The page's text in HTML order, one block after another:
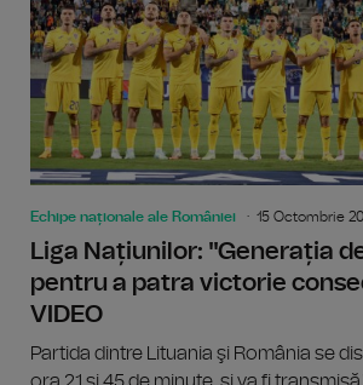
Echipe naționale ale României 15 Octombrie
Liga Națiunilor: "Generația
pentru a patra victorie
VIDEO
Partida dintre Lituania şi România se